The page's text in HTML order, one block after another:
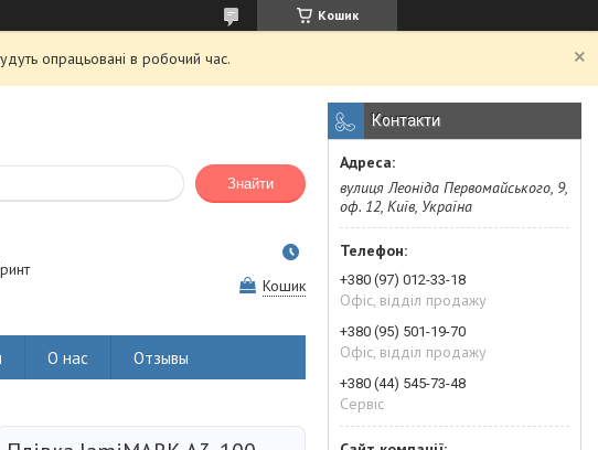
Кошик
опрацьовані в робочий час.
Знайти
Кошик
О нас Отзывы
Контакти
вулиця Леоніда Первомайського, 9,
оф. 12, Київ, Україна
+380 (97) 012-33-18
Офіс, відділ продажу
+380 (95) 501-19-70
Офіс, відділ продажу
+380 (44) 545-73-48
Сервіс